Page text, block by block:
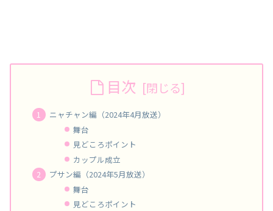
目次
ニャチャン編（2024年4月放送）
舞台
見どころポイント
カップル成立
プサン編（2024年5月放送）
舞台
見どころポイント